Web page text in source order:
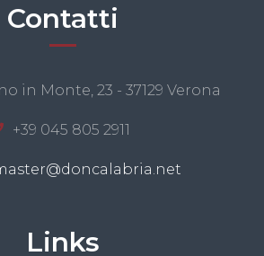
Contatti
in Monte, 23 - 37129 Verona
+39 045 805 2911
Links